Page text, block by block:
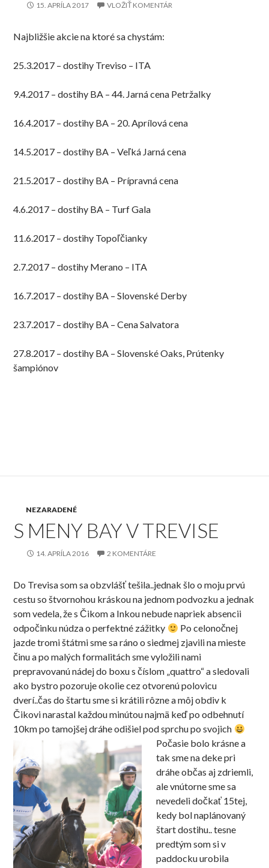
15. APRÍLA 2017 VLOŽIŤ KOMENTÁR
Najbližšie akcie na ktoré sa chystám:
25.3.2017 – dostihy Treviso – ITA
9.4.2017 – dostihy BA – 44. Jarná cena Petržalky
16.4.2017 – dostihy BA – 20. Aprílová cena
14.5.2017 – dostihy BA – Veľká Jarná cena
21.5.2017 – dostihy BA – Prípravná cena
4.6.2017 – dostihy BA – Turf Gala
11.6.2017 – dostihy Topoľčianky
2.7.2017 – dostihy Merano – ITA
16.7.2017 – dostihy BA – Slovenské Derby
23.7.2017 – dostihy BA – Cena Salvatora
27.8.2017 – dostihy BA – Slovenské Oaks, Prútenky
šampiónov
NEZARADENÉ
S MENY BAY V TREVISE
14. APRÍLA 2016 2 KOMENTÁRE
Do Trevisa som sa obzvlášť tešila..jednak šlo o moju prvú
cestu so štvornohou kráskou na jednom podvozku a jednak
som vedela, že s Čikom a Inkou nebude napriek absencii
odpočinku núdza o perfektné zážitky
Po celonočnej
jazde tromi štátmi sme sa ráno o siedmej zjavili na mieste
činu a po malých formalitách sme vyložili nami
prepravovanú nádej do boxu s číslom „quattro“ a sledovali
ako bystro pozoruje okolie cez otvorenú polovicu
dverí..čas do štartu sme si krátili rôzne a môj obdiv k
Čikovi narastal každou minútou najmä keď po odbehnutí
10km po tamojšej dráhe odišiel pod sprchu po svojich
Počasie bolo krásne a
tak sme na deke pri
dráhe občas aj zdriemli,
ale vnútorne sme sa
nevedeli dočkať 15tej,
kedy bol naplánovaný
štart dostihu.. tesne
predtým som si v
paddocku urobila